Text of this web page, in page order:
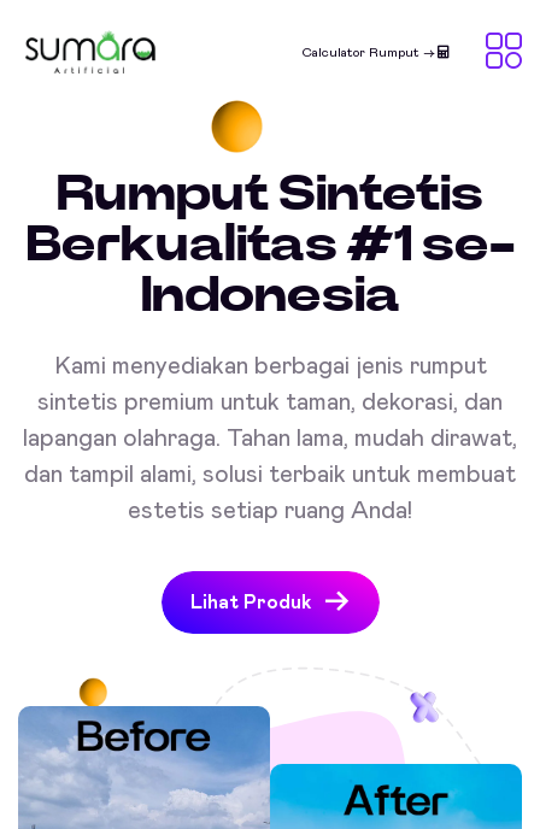
Calculator Rumput ->
Rumput Sintetis
Berkualitas #1 se-
Indonesia
Kami menyediakan berbagai jenis rumput
sintetis premium untuk taman, dekorasi, dan
lapangan olahraga. Tahan lama, mudah dirawat,
dan tampil alami, solusi terbaik untuk membuat
estetis setiap ruang Anda!
Lihat Produk